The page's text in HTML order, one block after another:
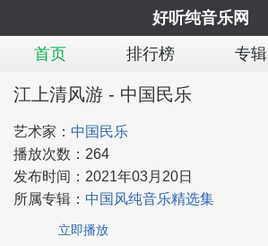
好听纯音乐网
首页
排行榜 专辑
江上清风游 - 中国民乐
艺术家： 中国民乐
播放次数： 264
发布时间： 2021年03月20日
所属专辑： 中国风纯音乐精选集
立即播放